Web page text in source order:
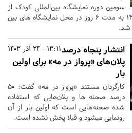
سومین دوره نمایشگاه بین‌المللی کودک از
تاریخ 13 آذرماه الی 19 آذرماه 1403 به مدت 6 روز در محل نمایشگاه های بین
شد.
13:11 - 24 آذر 1403انتشار پنجاه درصد
پلان‌های «پرواز در مه» برای اولین
بار
کارگردان مستند «پرواز در مه» گفت: ۵۰
درصد صحنه ها و پلان‌هایی که استفاده
شده صحنه‌هایی است که اولین بار از آن
رونمایی میشود و قبلا پخش نشده است.